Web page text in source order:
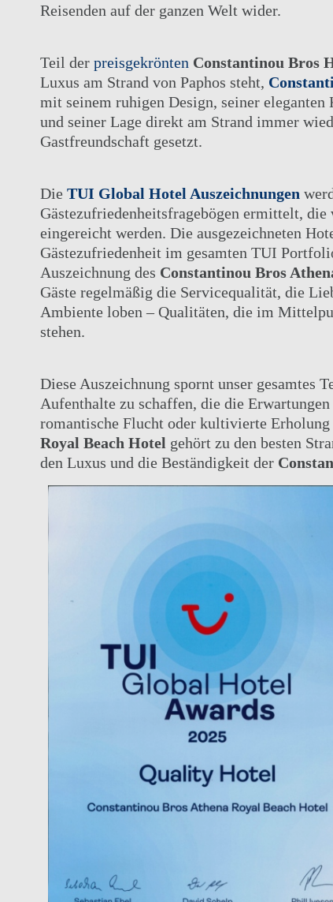
DIE GRUPPE
UNSERE HOTELS
ELITEKLASSE
ELIXIER SPA
HOCHZEITEN
HOTELS, UNTERHALTUNG UND
AKTIVITÄTEN
Reisenden auf der ganzen Welt wider.
Teil der preisgekrönten Constantinou Bros
Luxus am Strand von Paphos steht,
mit seinem ruhigen Design, seiner
und seiner Lage direkt am Strand immer
Gastfreundschaft gesetzt.
Die TUI Global Hotel Auszeichnungen
Gästezufriedenheitsfragebögen ermittelt,
eingereicht werden. Die ausgezeichneten
Gästezufriedenheit im gesamten TUI
Auszeichnung des Constantinou Bros
Gäste regelmäßig die Servicequalität, die
Ambiente loben – Qualitäten, die im
stehen.
Diese Auszeichnung spornt unser gesamtes
Aufenthalte zu schaffen, die die
romantische Flucht oder kultivierte Erholung
Royal Beach Hotel gehört zu den besten
den Luxus und die Beständigkeit der